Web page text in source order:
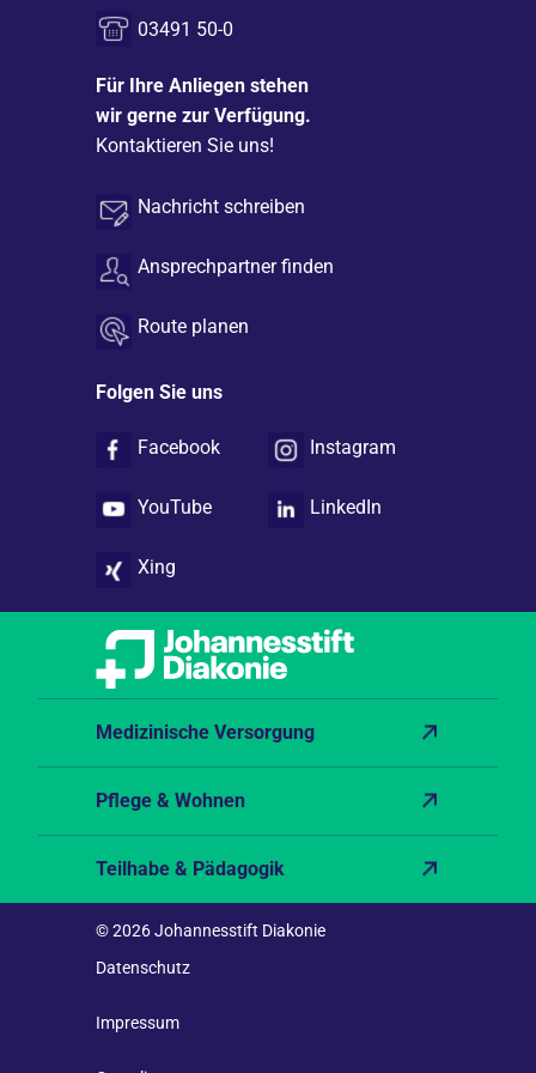
03491 50-0
Für Ihre Anliegen stehen
wir gerne zur Verfügung.
Kontaktieren Sie uns!
Nachricht schreiben
Ansprechpartner finden
Route planen
Folgen Sie uns
Facebook Instagram
YouTube LinkedIn
Xing
Medizinische Versorgung
Pflege & Wohnen
Teilhabe & Pädagogik
© 2026 Johannesstift Diakonie
Datenschutz
Impressum